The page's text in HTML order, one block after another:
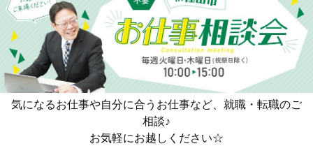
気になるお仕事や自分に合うお仕事など、就職・転職のご
相談♪
お気軽にお越しください☆